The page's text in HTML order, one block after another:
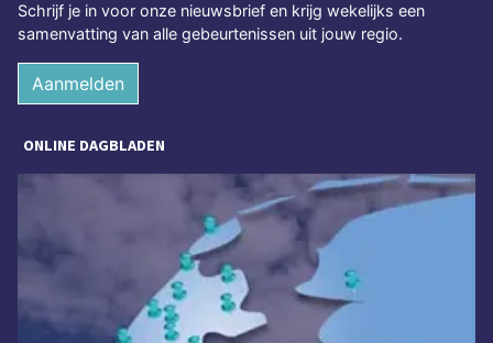
Schrijf je in voor onze nieuwsbrief en krijg wekelijks een
samenvatting van alle gebeurtenissen uit jouw regio.
Aanmelden
ONLINE DAGBLADEN